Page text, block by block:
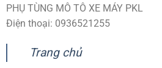
PHỤ TÙNG MÔ TÔ XE MÁY PKL
Điện thoại: 0936521255
Trang chủ